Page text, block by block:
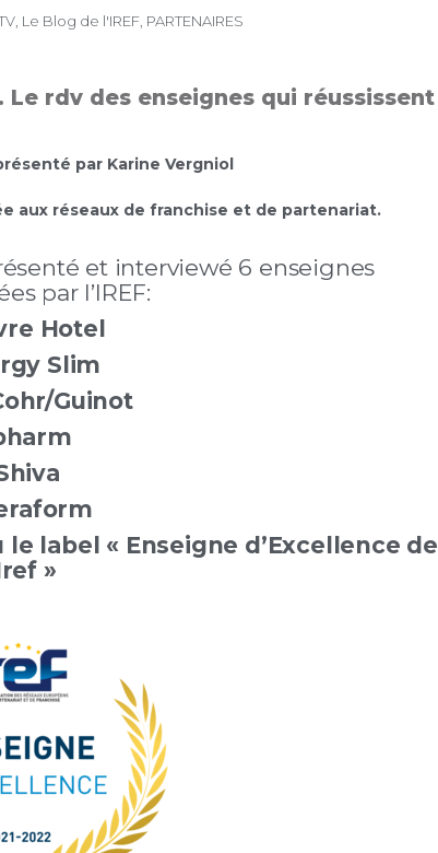
, Le Blog de l'IREF, PARTENAIRES
Le rdv des enseignes qui réussissent
présenté par Karine Vergniol
aux réseaux de franchise et de partenariat.
et interviewé 6 enseignes
par l’IREF:
Hotel
Slim
Guinot
label « Enseigne d’Excellence de
»